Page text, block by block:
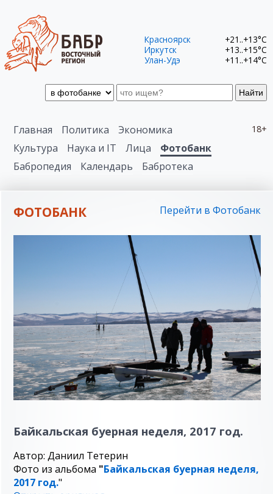
Найти
Красноярск
+21..+13°C
Иркутск
+13..+15°C
Улан-Удэ
+11..+14°C
18+
Главная Политика
Экономика
Культура
Наука и IT Лица
Фотобанк
Бабропедия
Календарь Бабротека
ФОТОБАНК Перейти в Фотобанк
Байкальская буерная неделя, 2017 год.
Автор: Даниил Тетерин
Фото из альбома "Байкальская буерная неделя,
2017 год."